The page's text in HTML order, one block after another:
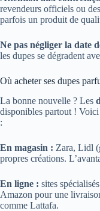
revendeurs officiels ou
parfois un produit de
Ne pas négliger la date
les dupes se dégradent
Où acheter ses dupes
La bonne nouvelle ? Les
disponibles partout !
:
En magasin : Zara, Lidl
propres créations.
En ligne : sites
Amazon pour une
comme Lattafa.